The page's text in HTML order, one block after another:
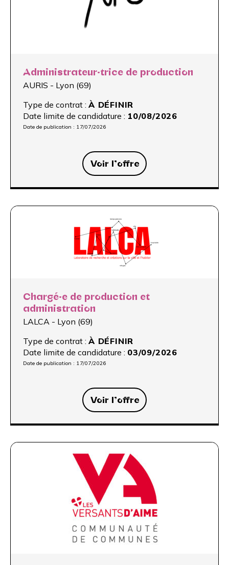
Administrateur·trice de production
AURIS - Lyon (69)
Type de contrat : À DÉFINIR
Date limite de candidature : 10/08/2026
Date de publication : 17/07/2026
Voir l’offre
Chargé·e de production et
administration
LALCA - Lyon (69)
Type de contrat : À DÉFINIR
Date limite de candidature : 03/09/2026
Date de publication : 17/07/2026
Voir l’offre